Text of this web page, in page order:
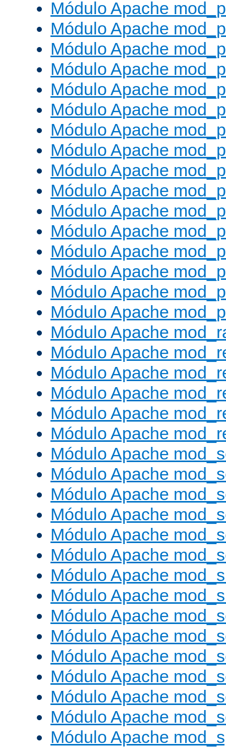
Módulo Apache
Módulo Apache
Módulo Apache
Módulo Apache
Módulo Apache
Módulo Apache
Módulo Apache
Módulo Apache
Módulo Apache
Módulo Apache
Módulo Apache
Módulo Apache
Módulo Apache
Módulo Apache
Módulo Apache
Módulo Apache
Módulo Apache
Módulo Apache
Módulo Apache
Módulo Apache
Módulo Apache
Módulo Apache
Módulo Apache
Módulo Apache
Módulo Apache
Módulo Apache
Módulo Apache
Módulo Apache
Módulo Apache
Módulo Apache
Módulo Apache
Módulo Apache
Módulo Apache
Módulo Apache
Módulo Apache
Módulo Apache
Módulo Apache